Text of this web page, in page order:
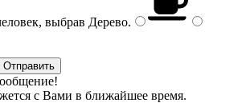
выбрав Дерево.
с Вами в ближайшее время.